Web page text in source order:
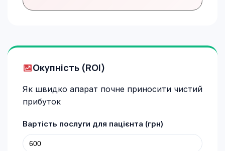
Окупність (ROI)
Як швидко апарат почне приносити чистий
прибуток
Вартість послуги для пацієнта (грн)